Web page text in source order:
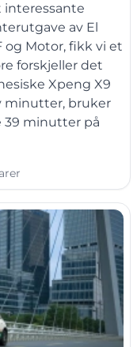
interessante
av El
og Motor, fikk vi et
forskjeller det
Xpeng X9
minutter, bruker
39 minutter på